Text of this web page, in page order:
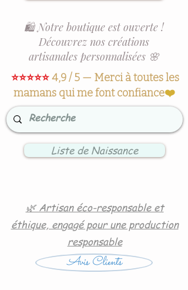
🛍️ Notre boutique est ouverte !
Découvrez nos créations
artisanales personnalisées 🌸
⭐⭐⭐⭐⭐4,9 / 5 — Merci à toutes les
mamans qui me font confiance❤️
Liste de Naissance
🌿 Artisan éco-responsable et
éthique, engagé pour une production
responsable
Avis Clients